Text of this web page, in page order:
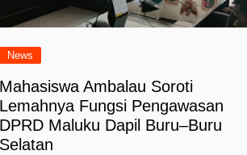
News
Ambalau Soroti
Fungsi Pengawasan
Maluku Dapil Buru–Buru